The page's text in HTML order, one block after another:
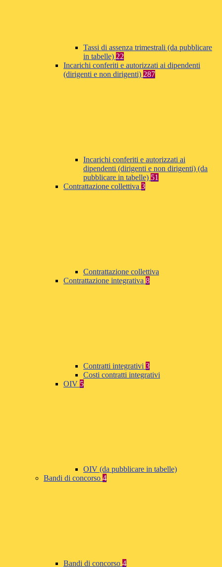
Tassi di assenza trimestrali (da pubblicare
in tabelle) 22
Incarichi conferiti e autorizzati ai dipendenti
(dirigenti e non dirigenti) 287
Incarichi conferiti e autorizzati ai
dipendenti (dirigenti e non dirigenti) (da
pubblicare in tabelle) 51
Contrattazione collettiva 3
Contrattazione collettiva
Contrattazione integrativa 8
Contratti integrativi 3
Costi contratti integrativi
OIV 5
OIV (da pubblicare in tabelle)
Bandi di concorso 4
Bandi di concorso 4